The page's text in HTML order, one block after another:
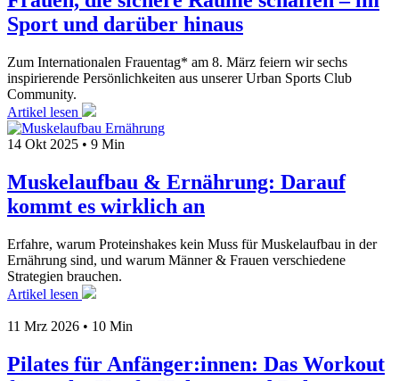
Sport und darüber hinaus
Zum Internationalen Frauentag* am 8. März feiern wir sechs
inspirierende Persönlichkeiten aus unserer Urban Sports Club
Community.
Artikel lesen
14 Okt 2025 • 9 Min
Muskelaufbau & Ernährung: Darauf
kommt es wirklich an
Erfahre, warum Proteinshakes kein Muss für Muskelaufbau in der
Ernährung sind, und warum Männer & Frauen verschiedene
Strategien brauchen.
Artikel lesen
11 Mrz 2026 • 10 Min
Pilates für Anfänger:innen: Das Workout